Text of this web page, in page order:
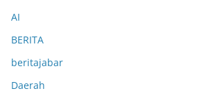
AI
BERITA
beritajabar
Daerah